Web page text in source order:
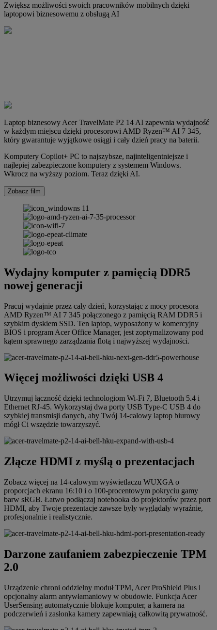
Zwiększ możliwości swoich pracowników mobilnych dzięki
laptopowi biznesowemu z obsługą AI
Laptop biznesowy Acer TravelMate P2 14 AI zapewnia wydajność
w każdym miejscu dzięki procesorowi AMD Ryzen™ AI 7 345,
który gwarantuje wyjątkowe osiągi i cały dzień pracy na baterii.
Komputery Copilot+ PC to najszybsze, najinteligentniejsze i
najlepiej zabezpieczone komputery z systemem Windows.
Wkrocz na wyższy poziom. Teraz dzięki AI.
Zobacz film
Wydajny komputer z pamięcią DDR5
nowej generacji
Pracuj wydajnie przez cały dzień, korzystając z mocy procesora
AMD Ryzen™ AI 7 345 połączonego z pamięcią RAM DDR5 i
szybkim dyskiem SSD. Ten laptop, wyposażony w komercyjny
BIOS i program Acer Office Manager, jest zoptymalizowany pod
kątem sprawnego zarządzania flotą i najwyższej wydajności.
Więcej możliwości dzięki USB 4
Utrzymuj łączność dzięki technologiom Wi-Fi 7, Bluetooth 5.4 i
Ethernet RJ-45. Wykorzystaj dwa porty USB Type-C USB 4 do
szybkiej transmisji danych, aby Twój 14-calowy laptop biurowy
mógł Ci wszędzie towarzyszyć.
Złącze HDMI z myślą o prezentacjach
Zobacz więcej na 14-calowym wyświetlaczu WUXGA o
proporcjach ekranu 16:10 i o 100-procentowym pokryciu gamy
barw sRGB. Łatwo podłączaj notebooka do projektorów przez port
HDMI, aby Twoje prezentacje zawsze były wyglądały wyraźnie,
profesjonalnie i realistycznie.
Darzone zaufaniem zabezpieczenie TPM
2.0
Urządzenie chroni oddzielny moduł TPM, Acer ProShield Plus i
opcjonalny alarm antywłamaniowy w obudowie. Funkcja Acer
UserSensing automatycznie blokuje komputer, a kamera na
podczerwień i zasłonka kamery zapewniają całkowitą prywatność.